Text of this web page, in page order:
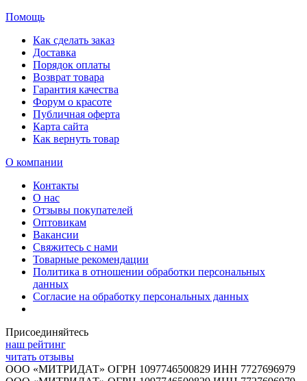
Помощь
Как сделать заказ
Доставка
Порядок оплаты
Возврат товара
Гарантия качества
Форум о красоте
Публичная оферта
Карта сайта
Как вернуть товар
О компании
Контакты
О нас
Отзывы покупателей
Оптовикам
Вакансии
Свяжитесь с нами
Товарные рекомендации
Политика в отношении обработки персональных
данных
Согласие на обработку персональных данных
Присоединяйтесь
наш рейтинг
читать отзывы
ООО «МИТРИДАТ» ОГРН 1097746500829 ИНН 7727696979